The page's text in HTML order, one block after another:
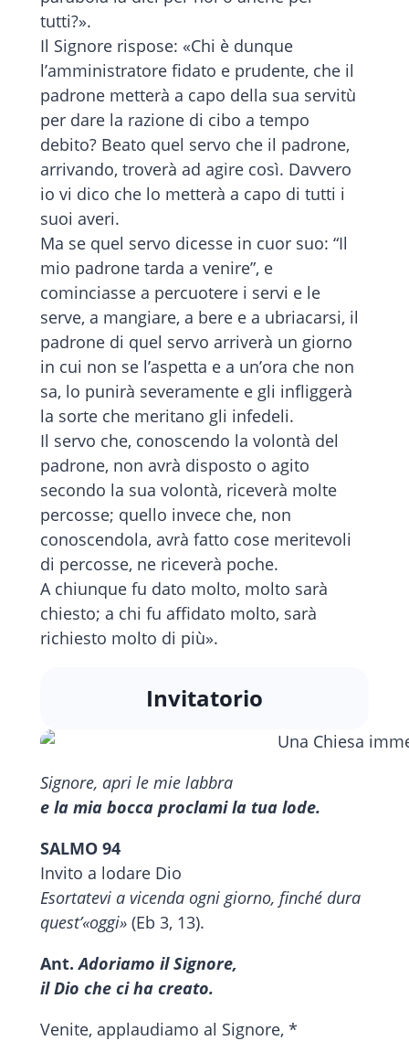
tutti?».
Il Signore rispose: «Chi è dunque
l’amministratore fidato e prudente, che il
padrone metterà a capo della sua servitù
per dare la razione di cibo a tempo
debito? Beato quel servo che il padrone,
arrivando, troverà ad agire così. Davvero
io vi dico che lo metterà a capo di tutti i
suoi averi.
Ma se quel servo dicesse in cuor suo: “Il
mio padrone tarda a venire”, e
cominciasse a percuotere i servi e le
serve, a mangiare, a bere e a ubriacarsi, il
padrone di quel servo arriverà un giorno
in cui non se l’aspetta e a un’ora che non
sa, lo punirà severamente e gli infliggerà
la sorte che meritano gli infedeli.
Il servo che, conoscendo la volontà del
padrone, non avrà disposto o agito
secondo la sua volontà, riceverà molte
percosse; quello invece che, non
conoscendola, avrà fatto cose meritevoli
di percosse, ne riceverà poche.
A chiunque fu dato molto, molto sarà
chiesto; a chi fu affidato molto, sarà
richiesto molto di più».
Invitatorio
Signore, apri le mie labbra
e la mia bocca proclami la tua lode.
SALMO 94
Invito a lodare Dio
Esortatevi a vicenda ogni giorno, finché dura
quest’«oggi» (Eb 3, 13).
Ant.Adoriamo il Signore,
il Dio che ci ha creato.
Venite, applaudiamo al Signore, *